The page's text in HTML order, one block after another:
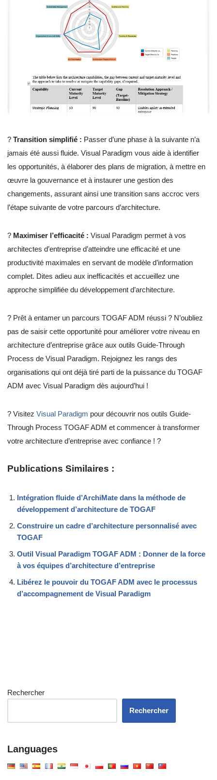
? Transition simplifié : Passer d’une phase à la suivante n’a
jamais été aussi fluide. Visual Paradigm vous aide à identifier
les opportunités, à élaborer des plans de migration, à mettre en
œuvre la gouvernance et à instaurer une gestion des
changements, assurant ainsi une transition sans accroc vers
l’étape suivante de votre parcours d’architecture.
? Maximiser l’efficacité : Visual Paradigm permet à vos
architectes d’entreprise d’atteindre une efficacité et une
productivité maximales en servant de modèle d’information
complet. Dites adieu aux inefficacités et accueillez une
approche simplifiée du développement d’architecture.
? Prêt à entamer un parcours TOGAF ADM réussi ? N’oubliez
pas de saisir cette opportunité pour améliorer votre niveau en
architecture d’entreprise grâce aux outils Guide-Through
Process de Visual Paradigm. Rejoignez les rangs des
organisations qui ont déjà tiré parti de la puissance du TOGAF
ADM avec Visual Paradigm dès aujourd’hui !
? Visitez Visual Paradigm pour découvrir nos outils Guide-
Through Process TOGAF ADM et commencer à transformer
votre architecture d’entreprise avec confiance ! ?
Publications Similaires :
Intégration fluide d’ArchiMate dans la méthode de
développement d’architecture de TOGAF
Construire un cadre d’architecture personnalisé avec
TOGAF
Outil Visual Paradigm TOGAF ADM : Donner de la force
à vos équipes d’architecture d’entreprise
Libérez le pouvoir du TOGAF ADM avec le processus
d’accompagnement de Visual Paradigm
Rechercher
Rechercher
Languages